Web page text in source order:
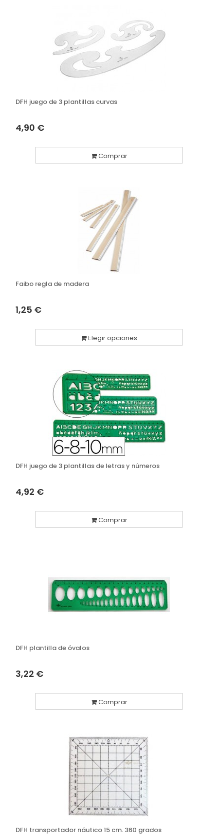
DFH juego de 3 plantillas curvas
4,90 €
Comprar
Faibo regla de madera
1,25 €
Elegir opciones
DFH juego de 3 plantillas de letras y números
4,92 €
Comprar
DFH plantilla de óvalos
3,22 €
Comprar
DFH transportador náutico 15 cm. 360 grados